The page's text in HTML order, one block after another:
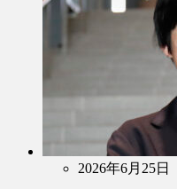
2026年6月25日